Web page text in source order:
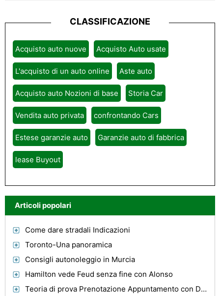
CLASSIFICAZIONE
Acquisto auto nuove Acquisto Auto usate
L'acquisto di un auto online Aste auto
Acquisto auto Nozioni di base Storia Car
Vendita auto privata confrontando Cars
Estese garanzie auto Garanzie auto di fabbrica
lease Buyout
Articoli popolari
Come dare stradali Indicazioni
Toronto-Una panoramica
Consigli autonoleggio in Murcia
Hamilton vede Feud senza fine con Alonso
Teoria di prova Prenotazione Appuntamento con DSA